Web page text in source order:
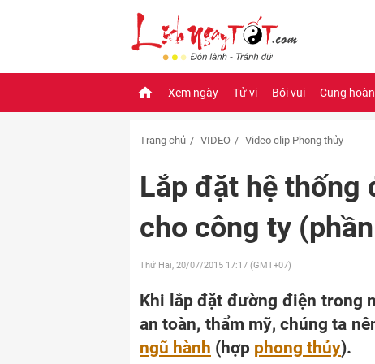
Xem ngày Tử vi Bói vui Cung
Trang chủ VIDEO Video clip Phong thủy
Lắp đặt hệ thống
cho công ty
Thứ Hai, 20/07/2015 17:17 (GMT+07)
Khi lắp đặt đường điện trong
an toàn, thẩm mỹ, chúng ta
ngũ hành (hợp phong thủy).